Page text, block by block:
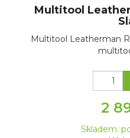
Multitool
Multitool Leatherman
2
Skladem: